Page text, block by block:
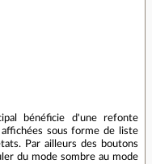
bénéficie d'une refonte
sous forme de liste
Par ailleurs des boutons
du mode sombre au mode